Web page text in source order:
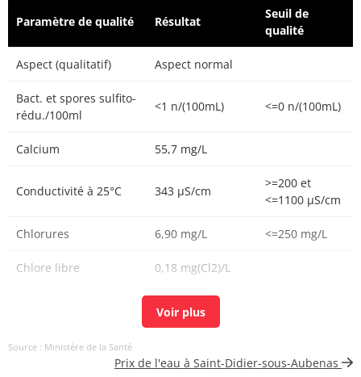
Paramètre de qualité Résultat
Seuil de
qualité
Aspect (qualitatif) Aspect normal
Bact. et spores sulfito-
rédu./100ml
<1 n/(100mL) <=0 n/(100mL)
Calcium 55,7 mg/L
Conductivité à 25°C 343 µS/cm
>=200 et
<=1100 µS/cm
Chlorures 6,90 mg/L <=250 mg/L
Chlore libre 0,18 mg(Cl2)/L
0,20 mg(Cl2)/L
total
Source : Ministère de la Santé
Prix de l'eau à Saint-Didier-sous-Aubenas